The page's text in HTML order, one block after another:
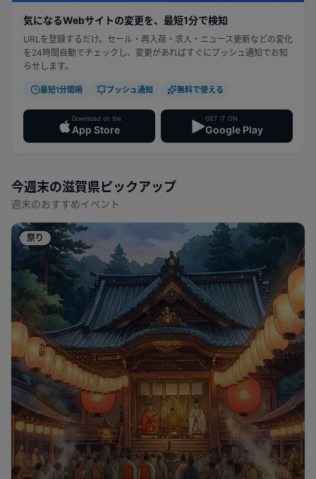
気になるWebサイトの変更を、最短1分で検知
URLを登録するだけ。セール・再入荷・求人・ニュース更新などの変化
を24時間自動でチェックし、変更があればすぐにプッシュ通知でお知
らせします。
最短1分間隔 プッシュ通知 無料で使える
Download on the
App Store
GET IT ON
Google Play
今週末の滋賀県 ピックアップ
週末のおすすめイベント
祭り